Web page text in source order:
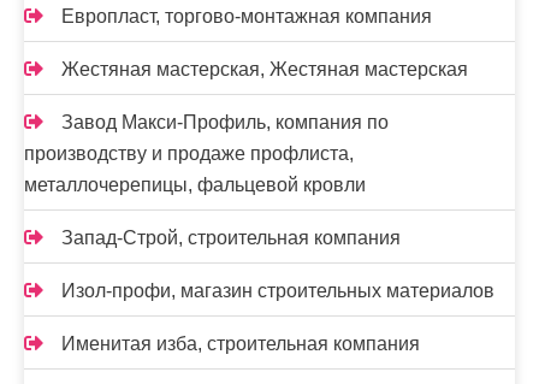
Европласт, торгово-монтажная компания
Жестяная мастерская, Жестяная мастерская
Завод Макси-Профиль, компания по
производству и продаже профлиста,
металлочерепицы, фальцевой кровли
Запад-Строй, строительная компания
Изол-профи, магазин строительных материалов
Именитая изба, строительная компания